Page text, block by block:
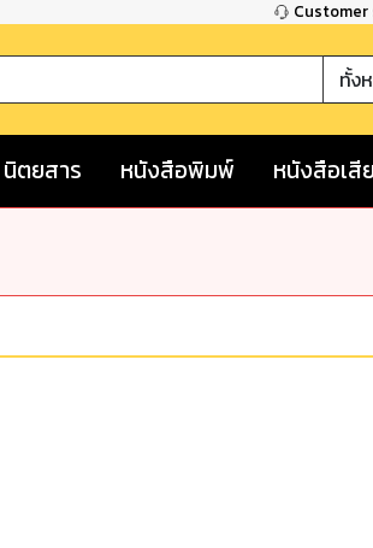
Customer
ทั้ง
นิตยสาร หนังสือพิมพ์ หนังสือเสี